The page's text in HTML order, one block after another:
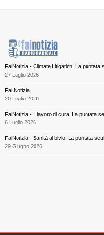
FaiNotizia - Climate Litigation. La puntata
27 Luglio 2026
Fai Notizia
20 Luglio 2026
FaiNotizia - Il lavoro di cura. La puntata
6 Luglio 2026
FaiNotizia - Sanità al bivio. La puntata
29 Giugno 2026